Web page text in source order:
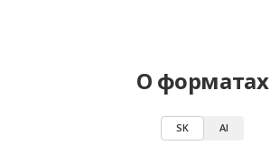
О форматах
SK AI